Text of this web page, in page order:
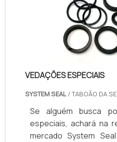
VEDAÇÕES ESPECIAIS
SYSTEM SEAL / TABOÃO DA
Se alguém busca
especiais, achará na
mercado System